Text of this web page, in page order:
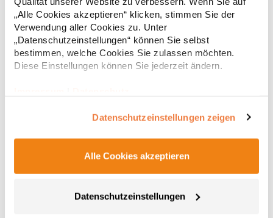
„Alle Cookies akzeptieren“ klicken, stimmen Sie der
Verwendung aller Cookies zu. Unter
„Datenschutzeinstellungen“ können Sie selbst
bestimmen, welche Cookies Sie zulassen möchten.
Diese Einstellungen können Sie jederzeit ändern.
Datenschutzeinstellungen zeigen
Alle Cookies akzeptieren
Datenschutzeinstellungen
S797FHersteller: Result Clothing Ltd, Narcisova 1, 821 01
Bratislava, Slowakei, E-Mail:
sales@resultclothing.comGrammatur: 240
g/m²Materialzusammensetzung: 78% Polyester / 22% Elasthan
FH871 Finden+Hales Trainingsjacke aus Strickgewebe
Sportanzug aus Strickgewebe mit kontrastfarbenen äußeren